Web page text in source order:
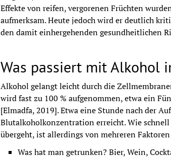
Effekte von reifen, vergorenen Früchten
aufmerksam. Heute jedoch wird er deutlich
den damit einhergehenden gesundheitlichen
Was passiert mit Alkohol
Alkohol gelangt leicht durch die
wird fast zu 100 % aufgenommen, etwa ein
[Elmadfa, 2019]. Etwa eine Stunde nach der
Blutalkoholkonzentration erreicht. Wie
übergeht, ist allerdings von mehreren
Was hat man getrunken? Bier, Wein,